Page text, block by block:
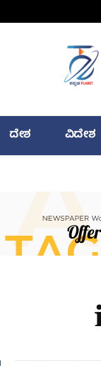
ದೇಶ ವಿದೇಶ